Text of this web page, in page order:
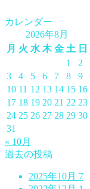
カレンダー
2026年8月
月 火 水 木 金 土 日
1
2
3
4 5 6 7 8
9
10 11 12 13 14 15 16
17 18 19 20 21 22 23
24 25 26 27 28 29 30
31
« 10月
過去の投稿
2025年10月 7